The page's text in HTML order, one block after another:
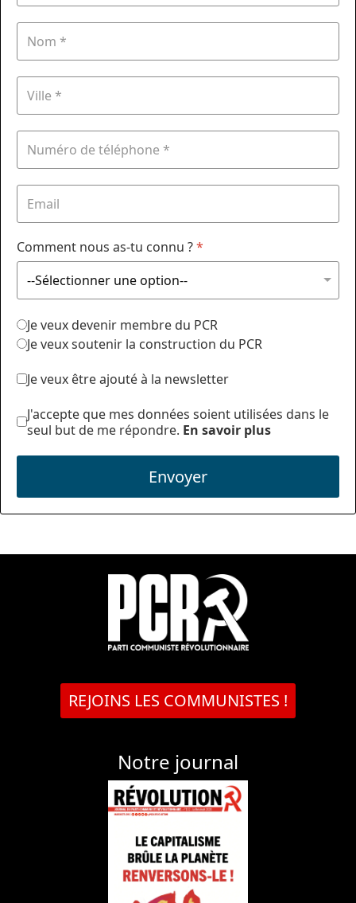
Comment nous as-tu connu ?*
Je veux devenir membre du PCR
Je veux soutenir la construction du PCR
Je veux être ajouté à la newsletter
J'accepte que mes données soient utilisées dans le
seul but de me répondre. En savoir plus
Envoyer
REJOINS LES COMMUNISTES !
Notre journal